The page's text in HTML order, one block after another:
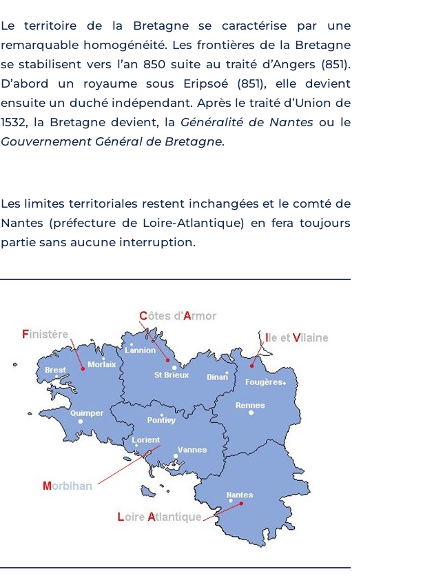
Le territoire de la Bretagne se caractérise par une
remarquable homogénéité. Les frontières de la Bretagne
se stabilisent vers l’an 850 suite au traité d’Angers (851).
D’abord un royaume sous Eripsoé (851), elle devient
ensuite un duché indépendant. Après le traité d’Union de
1532, la Bretagne devient, la Généralité de Nantes ou le
Gouvernement Général de Bretagne.
Les limites territoriales restent inchangées et le comté de
Nantes (préfecture de Loire-Atlantique) en fera toujours
partie sans aucune interruption.